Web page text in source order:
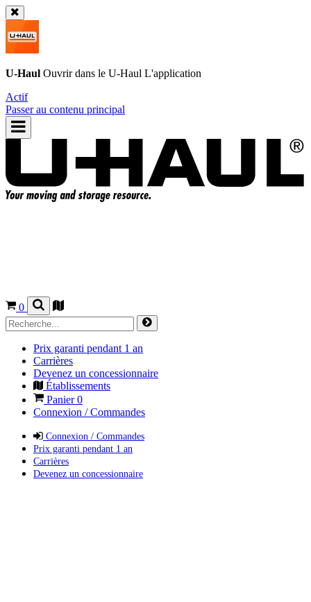
U-Haul Ouvrir dans le U-Haul L'application
Actif
Passer au contenu principal
0
Prix garanti pendant 1 an
Carrières
Devenez un concessionnaire
Établissements
Panier0
Connexion / Commandes
Connexion / Commandes
Prix garanti pendant 1 an
Carrières
Devenez un concessionnaire